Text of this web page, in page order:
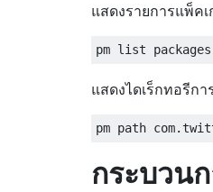
แสดงรายการแพ็ค
แสดงไดเร็กทอรีก
กระบวน